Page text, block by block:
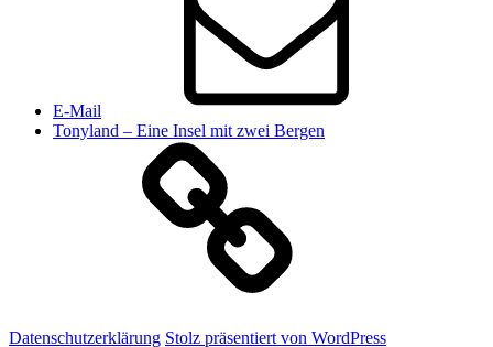
E-Mail
Tonyland – Eine Insel mit zwei Bergen
Datenschutzerklärung Stolz präsentiert von WordPress